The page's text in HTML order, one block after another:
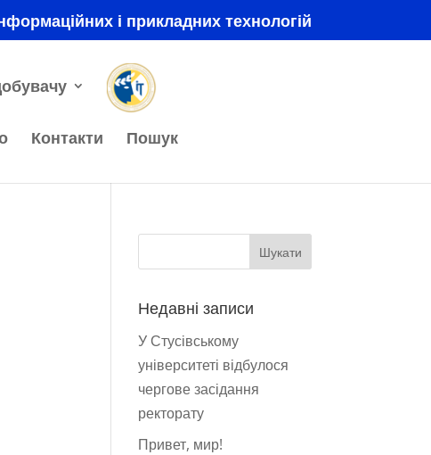
і прикладних технологій
Контакти Пошук
Недавні записи
У Стусівському
університеті відбулося
чергове засідання
ректорату
Привет, мир!